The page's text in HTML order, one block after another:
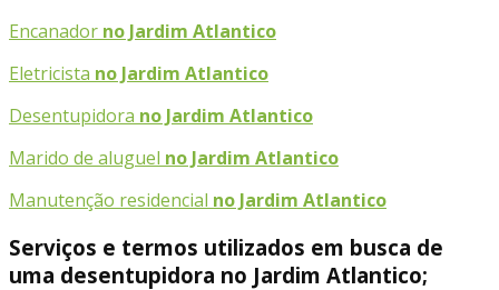
Encanador no Jardim Atlantico
Eletricista no Jardim Atlantico
Desentupidora no Jardim Atlantico
Marido de aluguel no Jardim Atlantico
Manutenção residencial no Jardim Atlantico
Serviços e termos utilizados em busca de
uma desentupidora no Jardim Atlantico;